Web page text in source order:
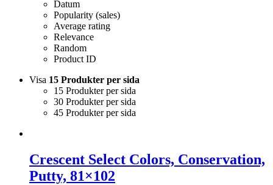
Datum
Popularity (sales)
Average rating
Relevance
Random
Product ID
Visa 15 Produkter per sida
15 Produkter per sida
30 Produkter per sida
45 Produkter per sida
Crescent Select Colors, Conservation,
Putty, 81×102